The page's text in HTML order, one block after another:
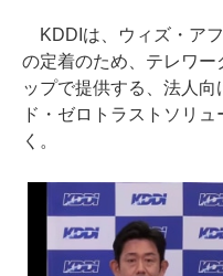
KDDIは、ウィズ・ア
の定着のため、テレワー
ップで提供する、法人
ド・ゼロトラストソリ
く。